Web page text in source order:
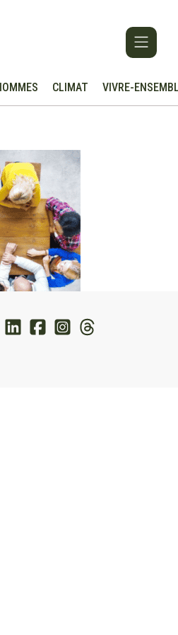
CLIMAT VIVRE-